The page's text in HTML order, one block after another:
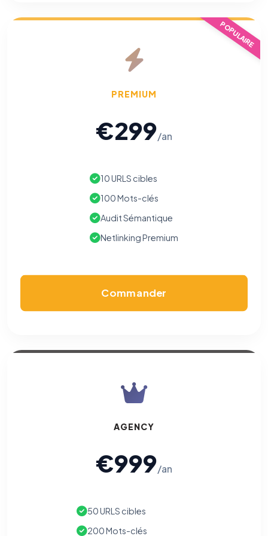
POPULAIRE
PREMIUM
€299/an
10 URLS cibles
100 Mots-clés
Audit Sémantique
Netlinking Premium
Commander
AGENCY
€999/an
50 URLS cibles
200 Mots-clés